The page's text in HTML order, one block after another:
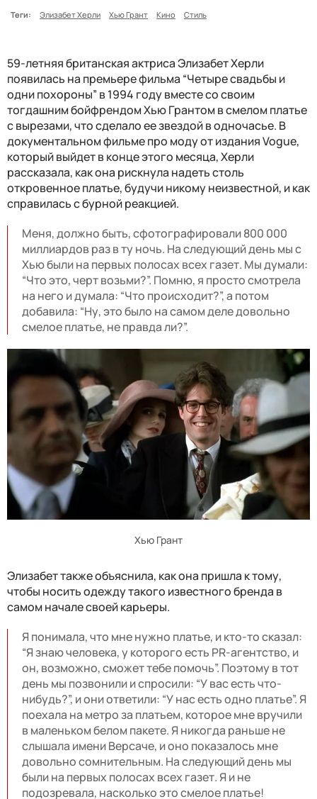
Теги:
Элизабет Херли Хью Грант Кино Стиль
59-летняя британская актриса Элизабет Херли
появилась на премьере фильма “Четыре свадьбы и
одни похороны” в 1994 году вместе со своим
тогдашним бойфрендом Хью Грантом в смелом платье
с вырезами, что сделало ее звездой в одночасье. В
документальном фильме про моду от издания Vogue,
который выйдет в конце этого месяца, Херли
рассказала, как она рискнула надеть столь
откровенное платье, будучи никому неизвестной, и как
справилась с бурной реакцией.
Меня, должно быть, сфотографировали 800 000
миллиардов раз в ту ночь. На следующий день мы с
Хью были на первых полосах всех газет. Мы думали:
“Что это, черт возьми?”. Помню, я просто смотрела
на него и думала: “Что происходит?”, а потом
добавила: “Ну, это было на самом деле довольно
смелое платье, не правда ли?”.
Хью Грант
Элизабет также объяснила, как она пришла к тому,
чтобы носить одежду такого известного бренда в
самом начале своей карьеры.
Я понимала, что мне нужно платье, и кто-то сказал:
“Я знаю человека, у которого есть PR-агентство, и
он, возможно, сможет тебе помочь”. Поэтому в тот
день мы позвонили и спросили: “У вас есть что-
нибудь?”, и они ответили: “У нас есть одно платье”. Я
поехала на метро за платьем, которое мне вручили
в маленьком белом пакете. Я никогда раньше не
слышала имени Версаче, и оно показалось мне
довольно сомнительным. На следующий день мы
были на первых полосах всех газет. Я и не
подозревала, насколько это смелое платье!